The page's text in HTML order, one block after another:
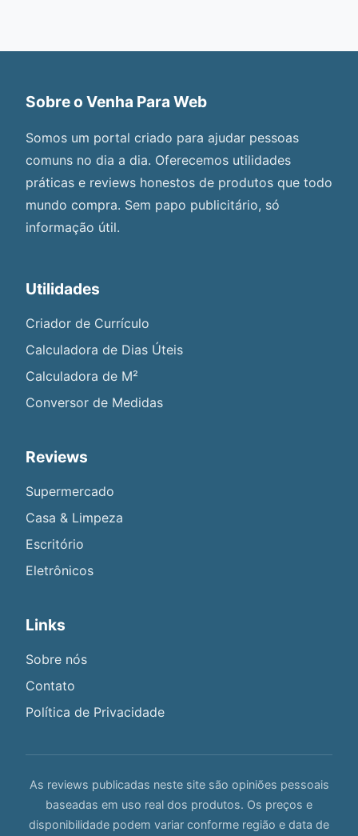
Sobre o Venha Para Web
Somos um portal criado para ajudar pessoas
comuns no dia a dia. Oferecemos utilidades
práticas e reviews honestos de produtos que todo
mundo compra. Sem papo publicitário, só
informação útil.
Utilidades
Criador de Currículo
Calculadora de Dias Úteis
Calculadora de M²
Conversor de Medidas
Reviews
Supermercado
Casa & Limpeza
Escritório
Eletrônicos
Links
Sobre nós
Contato
Política de Privacidade
As reviews publicadas neste site são opiniões pessoais
baseadas em uso real dos produtos. Os preços e
disponibilidade podem variar conforme região e data de